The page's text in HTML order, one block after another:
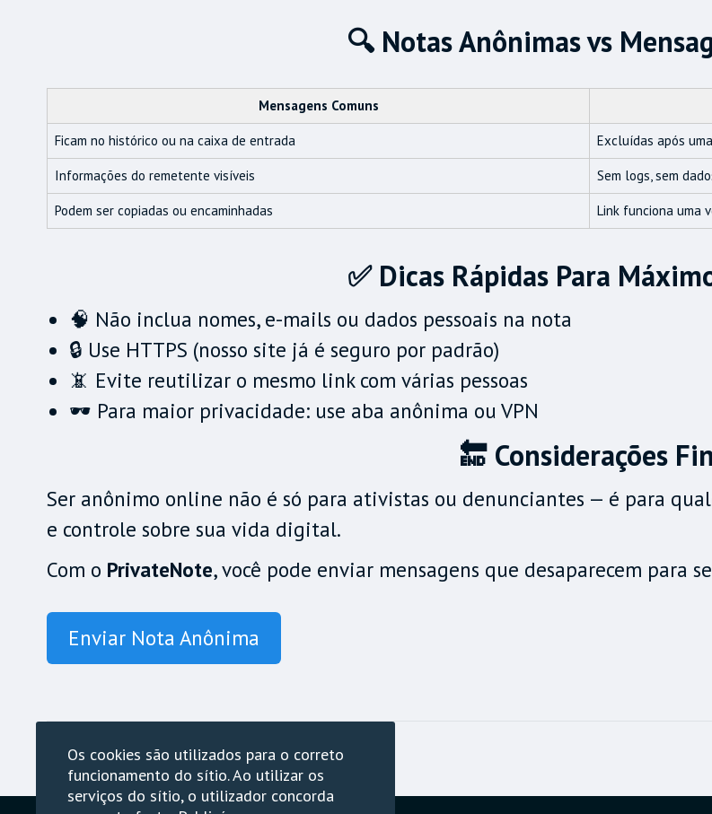
🔍 Notas Anônimas vs
Mensagens Comuns
Ficam no histórico ou na caixa de entrada Excluídas após
Informações do remetente visíveis Sem logs, sem
Podem ser copiadas ou encaminhadas Link funciona uma
✅ Dicas Rápidas Para
🧠 Não inclua nomes, e-mails ou dados pessoais na nota
🔒 Use HTTPS (nosso site já é seguro por padrão)
📵 Evite reutilizar o mesmo link com várias pessoas
🕶️ Para maior privacidade: use aba anônima ou VPN
🔚 Considerações
Ser anônimo online não é só para ativistas ou denunciantes — é para
e controle sobre sua vida digital.
Com o PrivateNote, você pode enviar mensagens que desaparecem para
Enviar Nota Anônima
Os cookies são utilizados para o correto
funcionamento do sítio. Ao utilizar os
serviços do sítio, o utilizador concorda